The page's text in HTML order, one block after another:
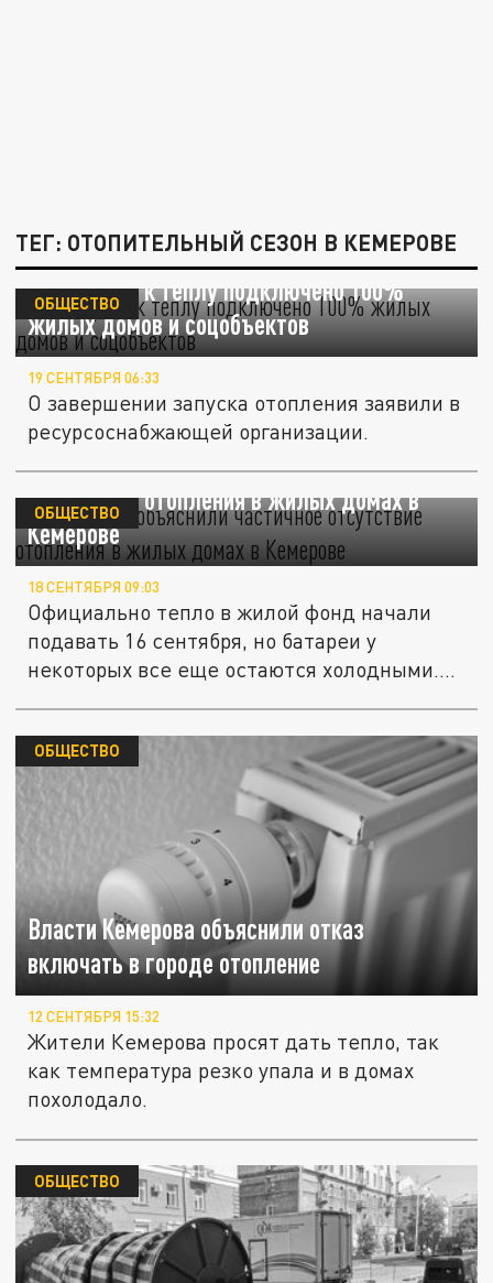
ТЕГ: ОТОПИТЕЛЬНЫЙ СЕЗОН В КЕМЕРОВЕ
В Кемерове к теплу подключено 100%
жилых домов и соцобъектов
ОБЩЕСТВО
19 СЕНТЯБРЯ 06:33
О завершении запуска отопления заявили в
ресурсоснабжающей организации.
Энергетики объяснили частичное
отсутствие отопления в жилых домах в
Кемерове
ОБЩЕСТВО
18 СЕНТЯБРЯ 09:03
Официально тепло в жилой фонд начали
подавать 16 сентября, но батареи у
некоторых все еще остаются холодными....
Власти Кемерова объяснили отказ
включать в городе отопление
ОБЩЕСТВО
12 СЕНТЯБРЯ 15:32
Жители Кемерова просят дать тепло, так
как температура резко упала и в домах
похолодало.
ОБЩЕСТВО